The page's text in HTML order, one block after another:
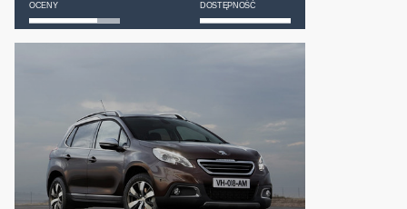
OCENY DOSTĘPNOŚĆ